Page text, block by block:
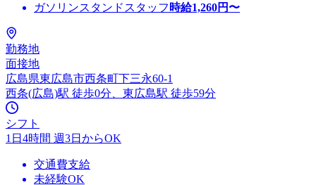
ガソリンスタンドスタッフ 時給1,260円〜
勤務地
面接地
広島県東広島市西条町下三永60-1
西条(広島)駅 徒歩0分、東広島駅 徒歩59分
シフト
1日4時間 週3日からOK
交通費支給
未経験OK